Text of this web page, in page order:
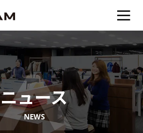
ニュース
NEWS